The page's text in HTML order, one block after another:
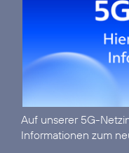
Auf unserer 5G-
Informationen zum